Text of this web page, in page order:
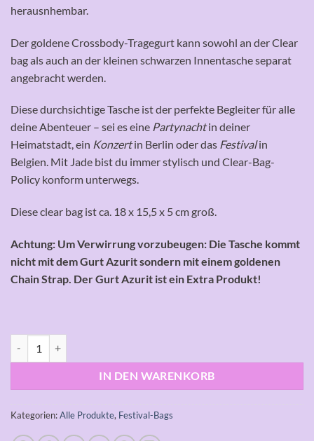
herausnhembar.
Der goldene Crossbody-Tragegurt kann sowohl an der Clear
bag als auch an der kleinen schwarzen Innentasche separat
angebracht werden.
Diese durchsichtige Tasche ist der perfekte Begleiter für alle
deine Abenteuer – sei es eine Partynachtin deiner
Heimatstadt, ein Konzertin Berlin oder das Festivalin
Belgien. Mit Jade bist du immer stylisch und Clear-Bag-
Policy konform unterwegs.
Diese clear bag ist ca. 18 x 15,5 x 5 cm groß.
Achtung: Um Verwirrung vorzubeugen: Die Tasche kommt
nicht mit dem Gurt Azurit sondern mit einem goldenen
Chain Strap. Der Gurt Azurit ist ein Extra Produkt!
IN DEN WARENKORB
Kategorien:Alle Produkte, Festival-Bags